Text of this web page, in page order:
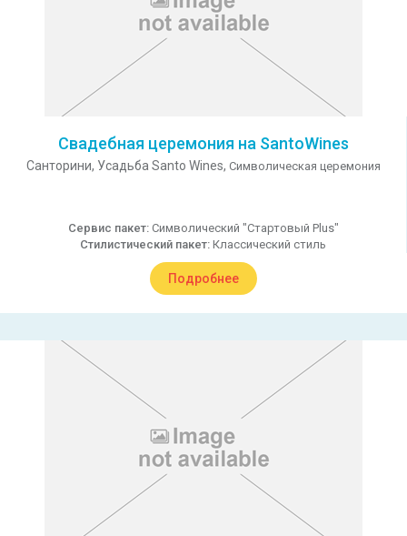
Свадебная церемония на SantoWines
Санторини, Усадьба Santo Wines, Символическая церемония
Сервис пакет: Символический "Стартовый Plus"
Стилистический пакет: Классический стиль
Подробнее